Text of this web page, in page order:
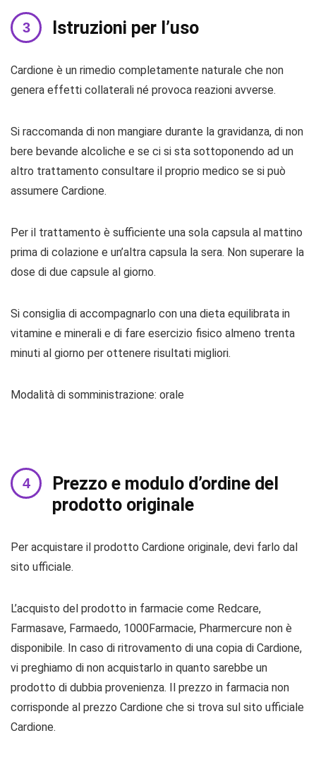
Istruzioni per l’uso
Cardione è un rimedio completamente naturale che non
genera effetti collaterali né provoca reazioni avverse.
Si raccomanda di non mangiare durante la gravidanza, di non
bere bevande alcoliche e se ci si sta sottoponendo ad un
altro trattamento consultare il proprio medico se si può
assumere Cardione.
Per il trattamento è sufficiente una sola capsula al mattino
prima di colazione e un’altra capsula la sera. Non superare la
dose di due capsule al giorno.
Si consiglia di accompagnarlo con una dieta equilibrata in
vitamine e minerali e di fare esercizio fisico almeno trenta
minuti al giorno per ottenere risultati migliori.
Modalità di somministrazione: orale
Prezzo e modulo d’ordine del
prodotto originale
Per acquistare il prodotto Cardione originale, devi farlo dal
sito ufficiale.
L’acquisto del prodotto in farmacie come Redcare,
Farmasave, Farmaedo, 1000Farmacie, Pharmercure non è
disponibile. In caso di ritrovamento di una copia di Cardione,
vi preghiamo di non acquistarlo in quanto sarebbe un
prodotto di dubbia provenienza. Il prezzo in farmacia non
corrisponde al prezzo Cardione che si trova sul sito ufficiale
Cardione.